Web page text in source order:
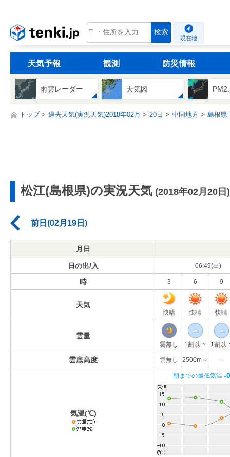
tenki.jp 検索
現在地
天気予報 観測 防災情報
雨雲レーダー 天気図
トップ 過去天気(実況天気)2018年02月 20日 中国地方 島根県
松江(島根県)の実況天気 (2018年02月20日)
前日(02月19日)
月日
日の出/入 06:49(出)
時 3 6 9
天気
快晴 快晴 快晴
雲量
雲無し 1割以下 1割以
雲底高度 雲無し 2500m～ ---
気温(℃)
朝までの最低気温 -